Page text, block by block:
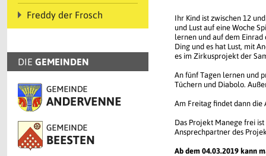
Freddy der Frosch
DIE GEMEINDEN
Ihr Kind ist zwischen 12
und Lust auf eine Woche
lernen und auf dem Einrad
Ding und es hat Lust, mit
es im Zirkusprojekt der
An fünf Tagen lernen und
Tüchern und Diabolo.
Am Freitag findet dann die
Das Projekt Manege frei
Ansprechpartner des
Ab dem 04.03.2019 kann